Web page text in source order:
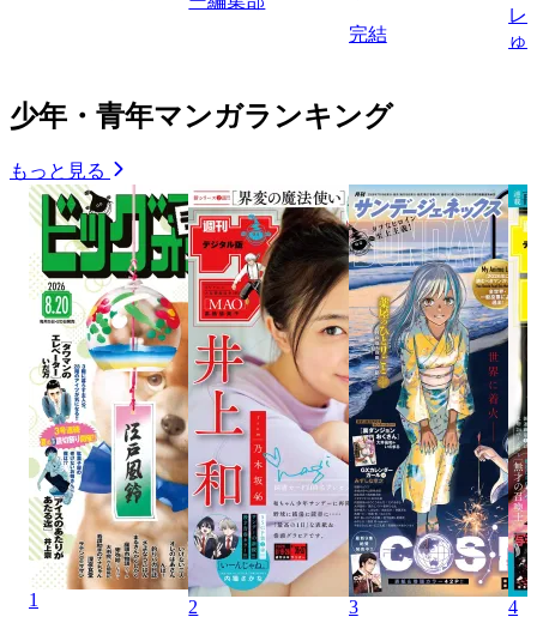
完結
レ
ゅ
少年・青年マンガランキング
もっと見る
1 2 3 4